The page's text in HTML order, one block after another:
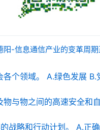
信息通信产业的变革周期正在进一步缩短，目前信息通信产业的变革周期约为（ ）
个领域。 A.绿色发展 B.
与物之间的高速安全和
战略和行动计划。 A.正